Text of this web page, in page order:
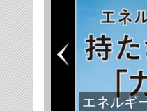
エネルギ